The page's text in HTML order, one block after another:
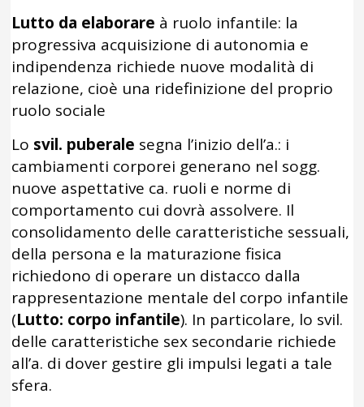
Lutto da elaborare à ruolo infantile: la
progressiva acquisizione di autonomia e
indipendenza richiede nuove modalità di
relazione, cioè una ridefinizione del proprio
ruolo sociale
Lo svil. puberale segna l’inizio dell’a.: i
cambiamenti corporei generano nel sogg.
nuove aspettative ca. ruoli e norme di
comportamento cui dovrà assolvere. Il
consolidamento delle caratteristiche sessuali,
della persona e la maturazione fisica
richiedono di operare un distacco dalla
rappresentazione mentale del corpo infantile
(Lutto: corpo infantile). In particolare, lo svil.
delle caratteristiche sex secondarie richiede
all’a. di dover gestire gli impulsi legati a tale
sfera.